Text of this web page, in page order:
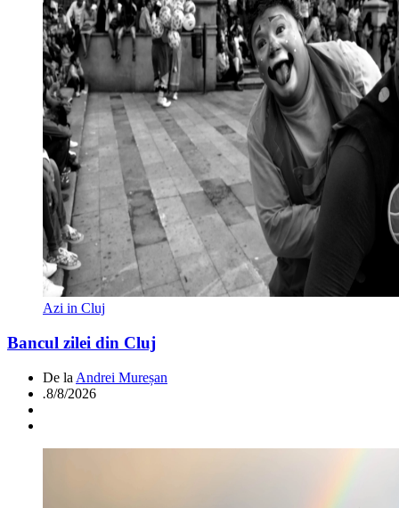
Azi in Cluj
Bancul zilei din Cluj
De la Andrei Mureșan
.8/8/2026